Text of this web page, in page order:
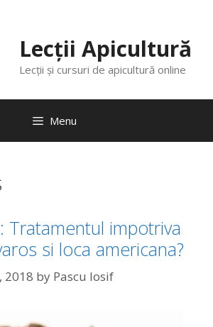
Lecții Apicultură
Lecții și cursuri de apicultură online
Menu
Tratamentul impotriva
si loca americana?
2018 by Pascu Iosif